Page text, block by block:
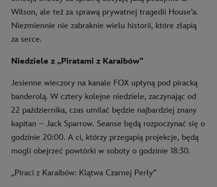
Wilson, ale też za sprawą prywatnej tragedii House’a.
Niezmiennie nie zabraknie wielu historii, które złapią
za serce.
Niedziele z „Piratami z Karaibów”
Jesienne wieczory na kanale FOX upłyną pod piracką
banderolą. W cztery kolejne niedziele, zaczynając od
22 października, czas umilać będzie najbardziej znany
kapitan – Jack Sparrow. Seanse będą rozpoczynać się o
godzinie 20:00. A ci, którzy przegapią projekcje, będą
mogli obejrzeć powtórki w soboty o godzinie 18:30.
„Piraci z Karaibów: Klątwa Czarnej Perły”